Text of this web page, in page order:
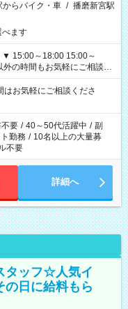
からバイク・車 / 播磨新宮駅
ます
お気軽にご相談くださ
不要 / 40～50代活躍中 / 副
勤務 / 10名以上の大量募
不要
詳細へ
タッフ☆人気イ
の日に給料もら